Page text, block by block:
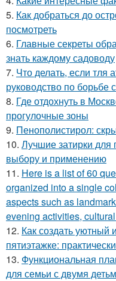
5. Как добраться до
посмотреть
6. Главные секреты
знать каждому садоводу
7. Что делать, если тля
руководство по борьбе
8. Где отдохнуть в
прогулочные зоны
9. Пенополистирол:
10. Лучшие затирки для
выбору и применению
11. Here is a list of 60
organized into a single
aspects such as
evening activities,
12. Как создать уютный
пятиэтажке:
13. Функциональная
для семьи с двумя